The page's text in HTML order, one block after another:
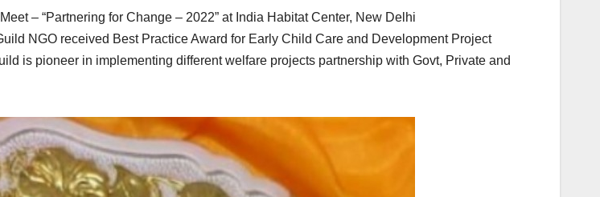
– “Partnering for Change – 2022” at India Habitat Center, New Delhi
NGO received Best Practice Award for Early Child Care and Development Project
is pioneer in implementing different welfare projects partnership with Govt, Private and